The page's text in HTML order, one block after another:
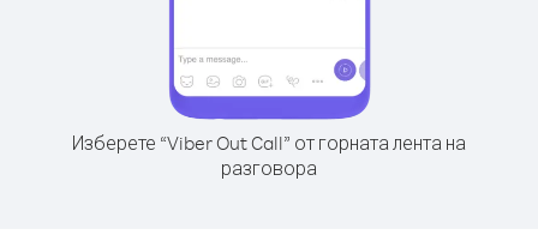
Изберете “Viber Out Call” от горната лента на
разговора